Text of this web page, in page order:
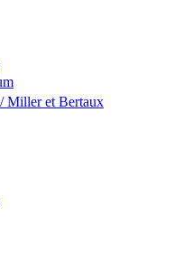
Miller et Bertaux